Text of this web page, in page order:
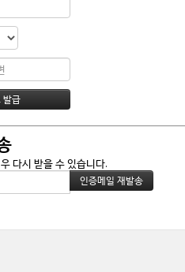
다시 받을 수 있습니다.